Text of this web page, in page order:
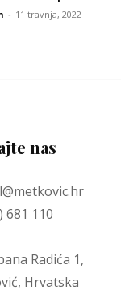
- 11 travnja, 2022
nas
681 110
Radića 1,
Hrvatska